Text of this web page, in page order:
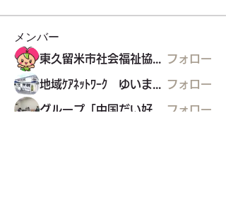
メンバー
東久留米市社会福祉協議会 フォロー
地域ｹｱﾈｯﾄﾜｰｸ ゆいまぁる フォロー
フォロー